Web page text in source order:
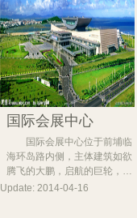
国际会展中心
国际会展中心位于前埔临
海环岛路内侧，主体建筑如欲
腾飞的大鹏，启航的巨轮，…
Update: 2014-04-16